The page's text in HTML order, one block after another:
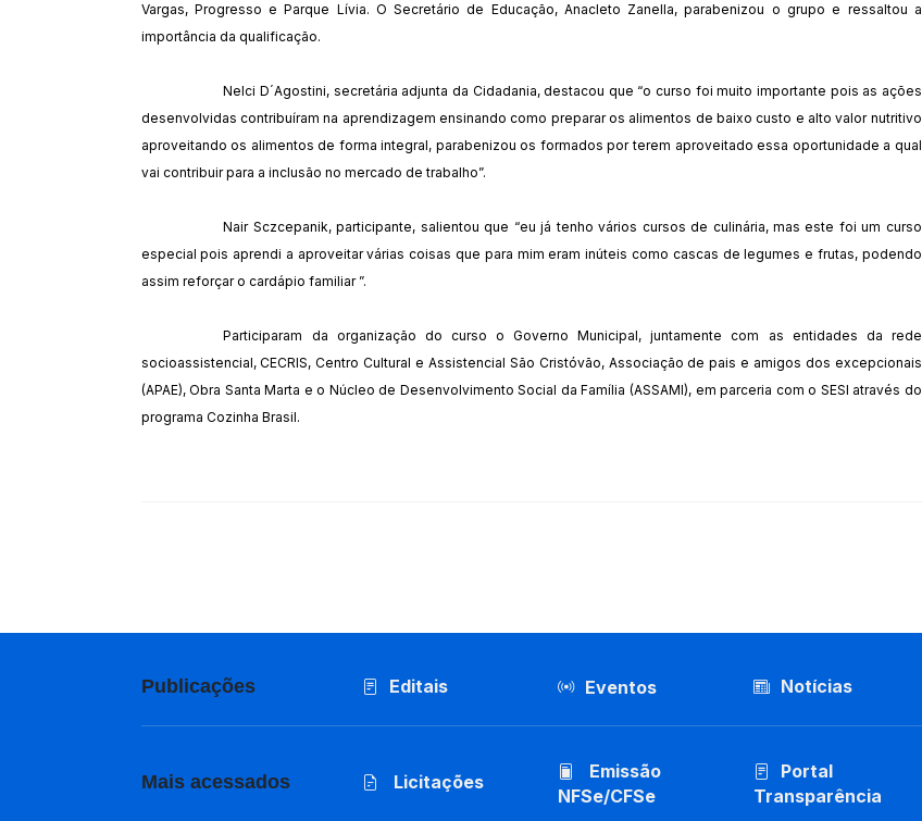
Vargas, Progresso e Parque Lívia. O Secretário de Educação, Anacleto Zanella, parabenizou o grupo e ressaltou a
importância da qualificação.
Nelci D´Agostini, secretária adjunta da Cidadania, destacou que “o curso foi muito importante pois as ações
desenvolvidas contribuíram na aprendizagem ensinando como preparar os alimentos de baixo custo e alto valor nutritivo
aproveitando os alimentos de forma integral, parabenizou os formados por terem aproveitado essa oportunidade a qual
vai contribuir para a inclusão no mercado de trabalho”.
Nair Sczcepanik, participante, salientou que “eu já tenho vários cursos de culinária, mas este foi um curso
especial pois aprendi a aproveitar várias coisas que para mim eram inúteis como cascas de legumes e frutas, podendo
assim reforçar o cardápio familiar ”.
Participaram da organização do curso o Governo Municipal, juntamente com as entidades da rede
socioassistencial, CECRIS, Centro Cultural e Assistencial São Cristóvão, Associação de pais e amigos dos excepcionais
(APAE), Obra Santa Marta e o Núcleo de Desenvolvimento Social da Família (ASSAMI), em parceria com o SESI através do
programa Cozinha Brasil.
Publicações Editais Eventos Notícias
Mais acessados Licitações
Emissão
NFSe/CFSe
Portal
Transparência